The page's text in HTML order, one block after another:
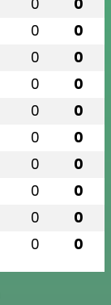
0 0
0 0
0 0
0 0
0 0
0 0
0 0
0 0
0 0
0 0